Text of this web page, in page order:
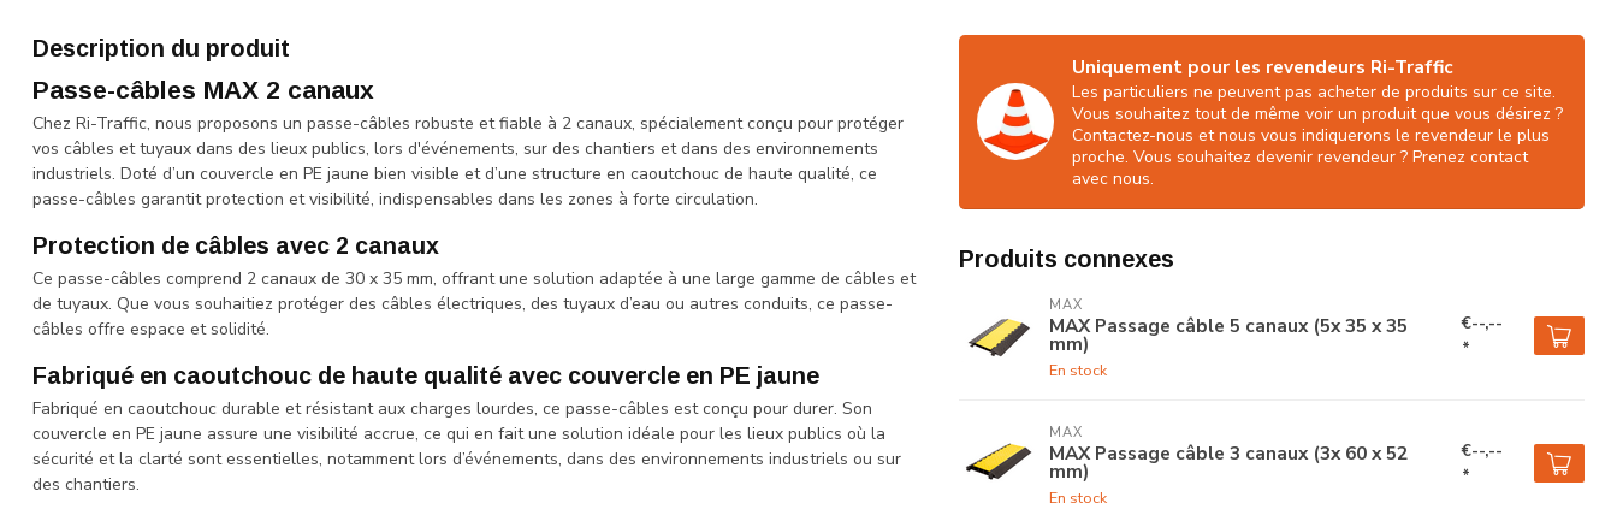
Description du produit
Passe-câbles MAX 2 canaux
Chez Ri-Traffic, nous proposons un passe-câbles robuste et fiable à 2 canaux, spécialement conçu pour protéger
vos câbles et tuyaux dans des lieux publics, lors d'événements, sur des chantiers et dans des environnements
industriels. Doté d’un couvercle en PE jaune bien visible et d’une structure en caoutchouc de haute qualité, ce
passe-câbles garantit protection et visibilité, indispensables dans les zones à forte circulation.
Protection de câbles avec 2 canaux
Ce passe-câbles comprend 2 canaux de 30 x 35 mm, offrant une solution adaptée à une large gamme de câbles et
de tuyaux. Que vous souhaitiez protéger des câbles électriques, des tuyaux d’eau ou autres conduits, ce passe-
câbles offre espace et solidité.
Fabriqué en caoutchouc de haute qualité avec couvercle en PE jaune
Fabriqué en caoutchouc durable et résistant aux charges lourdes, ce passe-câbles est conçu pour durer. Son
couvercle en PE jaune assure une visibilité accrue, ce qui en fait une solution idéale pour les lieux publics où la
sécurité et la clarté sont essentielles, notamment lors d’événements, dans des environnements industriels ou sur
des chantiers.
Uniquement pour les revendeurs Ri-Traffic
Les particuliers ne peuvent pas acheter de produits sur ce site.
Vous souhaitez tout de même voir un produit que vous désirez ?
Contactez-nous et nous vous indiquerons le revendeur le plus
proche. Vous souhaitez devenir revendeur ? Prenez contact
avec nous.
Produits connexes
MAX
MAX Passage câble 5 canaux (5x 35 x 35
mm)
En stock
€--,--
*
MAX
MAX Passage câble 3 canaux (3x 60 x 52
mm)
En stock
€--,--
*